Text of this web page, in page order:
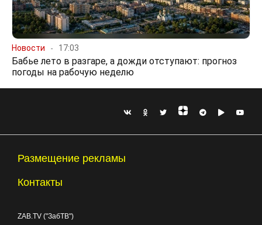
Новости 17:03
Бабье лето в разгаре, а дожди отступают: прогноз
погоды на рабочую неделю
Размещение рекламы
Контакты
ZAB.TV ("ЗабТВ")